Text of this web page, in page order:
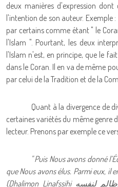
deux manières d'expression
l'intention de son auteur. Exemple
par certains comme étant " le
l'Islam ". Pourtant, les deux
l'Islam n'est, en principe, que le
dans le Coran. Il en va de même
par celui de la Tradition et de la
Quant à la divergence de
certaines variétés du même genre
lecteur. Prenons par exemple ce
" Puis Nous avons donné
que Nous avons élus. Parmi eux, il
(Dhalimon Linafssihiظالم لنفسه